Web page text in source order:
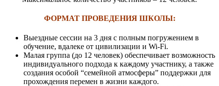
ФОРМАТ ПРОВЕДЕНИЯ ШКОЛЫ:
Выездные сессии на 3 дня с полным погружением в
обучение, вдалеке от цивилизации и Wi-Fi.
Малая группа (до 12 человек) обеспечивает возможность
индивидуального подхода к каждому участнику, а также
создания особой “семейной атмосферы” поддержки для
прохождения перемен в жизни каждого.